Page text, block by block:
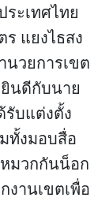
ะเทศไทย
แยงไธสง
นวยการเขต
นดีกับนาย
รับแต่งตั้ง
ทั้งมอบสื่อ
มวกกันน็อก
านเขตเพื่อ